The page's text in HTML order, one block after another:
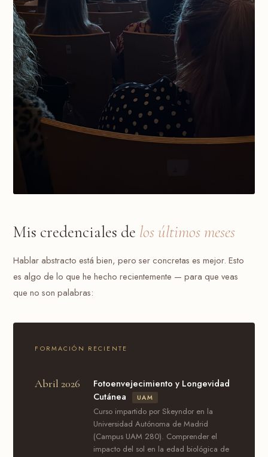
Mis credenciales de los últimos meses
Hablar abstracto está bien, pero ser concretas es mejor. Esto
es algo de lo que he hecho recientemente — para que veas
que no son palabras:
FORMACIÓN RECIENTE
Abril 2026
Fotoenvejecimiento y Longevidad
Cutánea
UAM
Curso impartido por Skeyndor en la
Universidad Autónoma de Madrid
(Campus UAM 280). Comprender el
impacto del sol en la edad biológica de